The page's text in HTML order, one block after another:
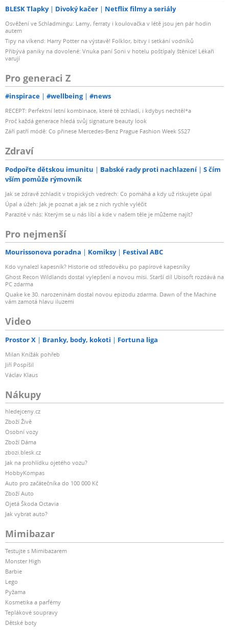
BLESK Tlapky Divoký kačer Netflix filmy a seriály
Osvěžení ve Schladmingu: Lamy, ferraty i koulovačka v létě jsou jen pár hodin
autem
Tipy na víkend: Harry Potter na výstavě! Folklor, bitvy i setkání vodníků
Přibývá paniky na dovolené: Vnuka paní Soni v hotelu poštípaly štěnice! Lékaři
varují
Pro generaci Z
#inspirace #wellbeing #news
RECEPT: Perfektní letní kombinace, které tě zchladí, i kdybys nechtěl*a
Proč každá generace hledá svůj signature beauty look
Září patří módě: Co přinese Mercedes-Benz Prague Fashion Week SS27
Zdraví
Podpořte dětskou imunitu Babské rady proti nachlazení
S čím
vším pomůže rýmovník
Jak se zdravě zchladit v tropických vedrech: Co pomáhá a kdy už riskujete úpal
Úpal a úžeh: Jak je poznat a jak se z nich rychle vyléčit
Parazité v nás: Kterým se u nás líbí a kde v našem těle je můžeme najít?
Pro nejmenší
Mourissonova poradna Komiksy Festival ABC
Kdo vynalezl kapesník? Historie od středověku po papírové kapesníky
Ghost Recon Wildlands dostal vylepšení a novou misi. Starší díl Ubisoft rozdává na
PC zdarma
Quake ke 30. narozeninám dostal novou epizodu zdarma. Dawn of the Machine
vám zamotá hlavu iluzemi
Video
Prostor X Branky, body, kokoti Fortuna liga
Milan Knížák pohřeb
Jiří Pospíšil
Václav Klaus
Nákupy
hledejceny.cz
Zboží Živě
Osobní vozy
Zboží Dáma
zbozi.blesk.cz
Jak na prohlídku ojetého vozu?
HobbyKompas
Auto pro začátečníka do 100 000 Kč
Zboží Auto
Ojetá Škoda Octavia
Jak vybrat auto?
Mimibazar
Testujte s Mimibazarem
Monster High
Barbie
Lego
Pyžama
Kosmetika a parfémy
Teplákové soupravy
Dětské boty